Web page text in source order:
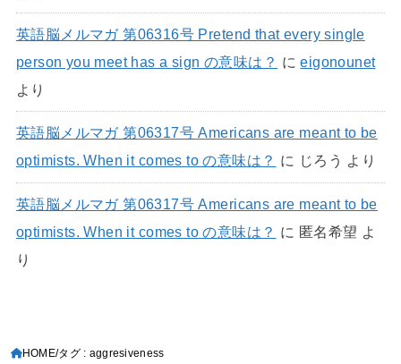
英語脳メルマガ 第06316号 Pretend that every single
person you meet has a sign の意味は？ にeigonounet
より
英語脳メルマガ 第06317号 Americans are meant to be
optimists. When it comes to の意味は？ に じろう より
英語脳メルマガ 第06317号 Americans are meant to be
optimists. When it comes to の意味は？ に 匿名希望 よ
り
HOME タグ : aggresiveness